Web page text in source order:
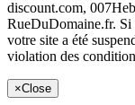
discount.com,
RueDuDomaine.fr. Si
votre site a été
violation des
×Close